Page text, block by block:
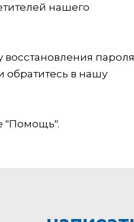
нашего
пароля
обратитесь в нашу
"Помощь".